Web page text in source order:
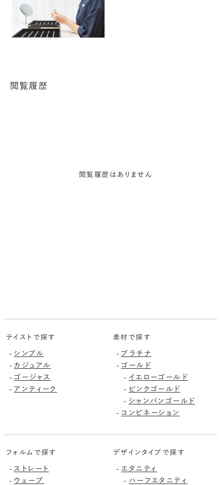
閲覧履歴
閲覧履歴はありません
テイストで探す
- シンプル
- カジュアル
- ゴージャス
- アンティーク
素材で探す
- プラチナ
- ゴールド
- イエローゴールド
- ピンクゴールド
- シャンパンゴールド
- コンビネーション
フォルムで探す
- ストレート
- ウェーブ
デザインタイプで探す
- エタニティ
- ハーフエタニティ